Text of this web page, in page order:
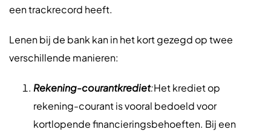
een trackrecord heeft.
Lenen bij de bank kan in het kort gezegd op twee
verschillende manieren:
Rekening-courantkrediet:Het krediet op
rekening-courant is vooral bedoeld voor
kortlopende financieringsbehoeften. Bij een